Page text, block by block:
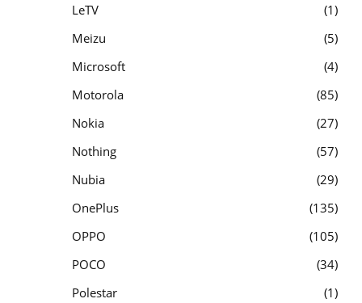
LeTV
1
Meizu
5
Microsoft
4
Motorola
85
Nokia
27
Nothing
57
Nubia
29
OnePlus
135
OPPO
105
POCO
34
Polestar
1